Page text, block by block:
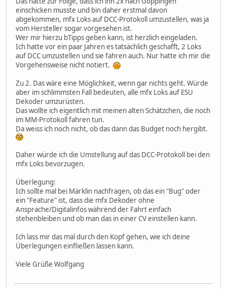
einschicken musste und bin daher erstmal davon
abgekommen, mfx Loks auf DCC-Protokoll umzustellen, was ja
vom Hersteller sogar vorgesehen ist.
Wer mir hierzu bTipps geben kann, ist herzlich eingeladen.
Ich hatte vor ein paar Jahren es tatsächlich geschafft, 2 Loks
auf DCC umzustellen und sie fahren auch. Nur hatte ich mir die
Vorgehensweise nicht notiert.
Zu 2. Das wäre eine Möglichkeit, wenn gar nichts geht. Würde
aber im schlimmsten Fall bedeuten, alle mfx Loks auf ESU
Dekoder umzurüsten.
Das wollte ich eigentlich mit meinen alten Schätzchen, die noch
im MM-Protokoll fahren tun.
Da weiss ich noch nicht, ob das dann das Budget noch hergibt.
Daher würde ich die Umstellung auf das DCC-Protokoll bei den
mfx Loks bevorzugen.
Überlegung:
Ich sollte mal bei Märklin nachfragen, ob das ein "Bug" oder
ein "Feature" ist, dass die mfx Dekoder ohne
Ansprache/Digitalinfos während der Fahrt einfach
stehenbleiben und ob man das in einer CV einstellen kann.
Ich lass mir das mal durch den Kopf gehen, wie ich deine
Überlegungen einfließen lassen kann.
Viele Grüße Wolfgang